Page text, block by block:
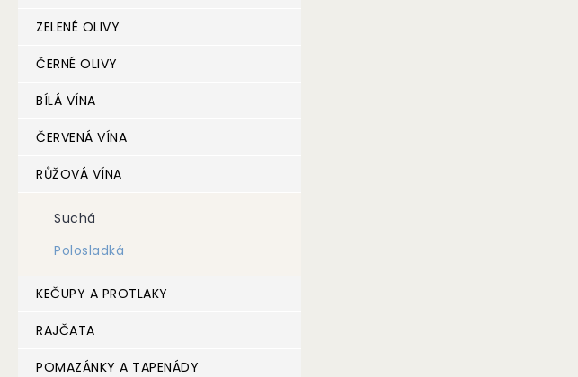
ZELENÉ OLIVY
ČERNÉ OLIVY
BÍLÁ VÍNA
ČERVENÁ VÍNA
RŮŽOVÁ VÍNA
Suchá
Polosladká
KEČUPY A PROTLAKY
RAJČATA
POMAZÁNKY A TAPENÁDY